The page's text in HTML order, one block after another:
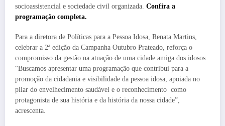
socioassistencial e sociedade civil organizada. Confira a
programação completa.
Para a diretora de Políticas para a Pessoa Idosa, Renata Martins,
celebrar a 2ª edição da Campanha Outubro Prateado, reforça o
compromisso da gestão na atuação de uma cidade amiga dos idosos.
“Buscamos apresentar uma programação que contribui para a
promoção da cidadania e visibilidade da pessoa idosa, apoiada no
pilar do envelhecimento saudável e o reconhecimento como
protagonista de sua história e da história da nossa cidade”,
acrescenta.